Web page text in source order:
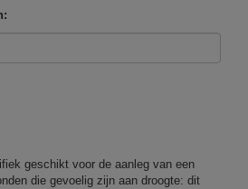
geschikt voor de aanleg van een
die gevoelig zijn aan droogte: dit